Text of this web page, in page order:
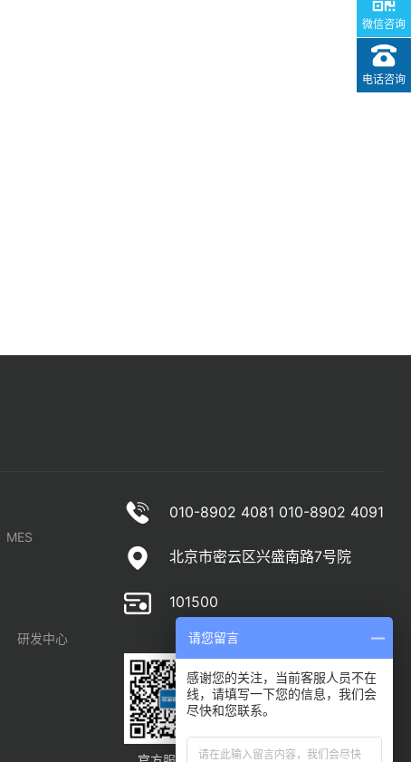
MES
研发中心
010-8902 4081 010-8902 4091
北京市密云区兴盛南路7号院
101500
微信咨询
电话咨询
请您留言
感谢您的关注，当前客服人员不在
线，请填写一下您的信息，我们会
尽快和您联系。